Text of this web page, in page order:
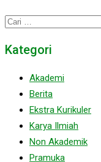
Cari
Kategori
Akademi
Berita
Ekstra Kurikuler
Karya Ilmiah
Non Akademik
Pramuka